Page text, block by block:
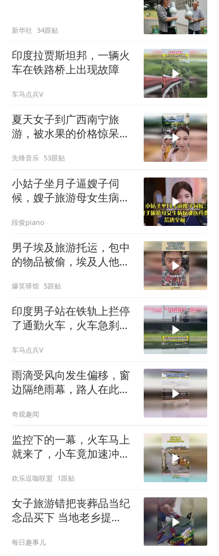
新华社 34跟贴
印度拉贾斯坦邦，一辆火
车在铁路桥上出现故障
车马点兵V
夏天女子到广西南宁旅
游，被水果的价格惊呆
自由了
先锋音乐 53跟贴
小姑子坐月子逼嫂子伺
候，嫂子旅游母女生病反
段俊piano
男子埃及旅游托运，包中
的物品被偷，埃及人他们
爆笑驿馆 5跟贴
印度男子站在铁轨上拦停
了通勤火车，火车急刹之
车马点兵V
雨滴受风向发生偏移，窗
边隔绝雨幕，路人在此便
奇观趣闻
监控下的一幕，火车马上
就来了，小车竟加速冲进
欢乐逗咖联盟 1跟贴
女子旅游错把丧葬品当纪
念品买下 当地老乡提
每日趣事儿